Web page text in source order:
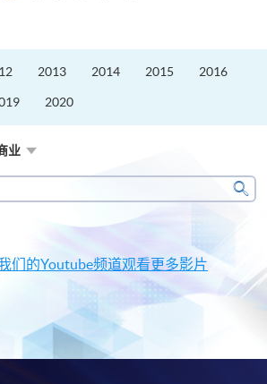
2013 2014 2015 2016
2020
业
搜
们的Youtube频道观看更多影片